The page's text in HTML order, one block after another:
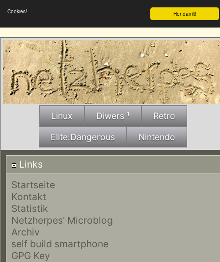
Her damit!
Cookies!
Linux Diwers ¹ Retro
Elite:Dangerous Nintendo
Links
Startseite
Kontakt
Statistik
Netzherpes' Microblog
Archiv
self build smartphone
GPG Key